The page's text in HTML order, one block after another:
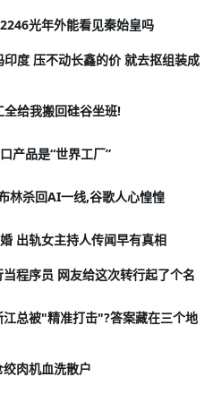
光年外能看见秦始皇吗
度 压不动长鑫的价 就去抠组装成
给我搬回硅谷坐班!
产品是“世界工厂”
林杀回AI一线,谷歌人心惶惶
出轨女主持人传闻早有真相
程序员 网友给这次转行起了个名
总被"精准打击"?答案藏在三个地
肉机血洗散户